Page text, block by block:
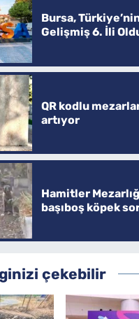
Bursa,
Gelişmiş 6. İli
QR kodlu
artıyor
Hamitler
başıboş köpek
çekebilir